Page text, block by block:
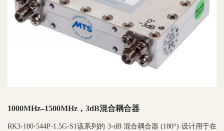
1000MHz–1500MHz，3dB混合耦合器
RK3-180-544P-1.5G-S1该系列的 3-dB 混合耦合器 (180°) 设计用于在